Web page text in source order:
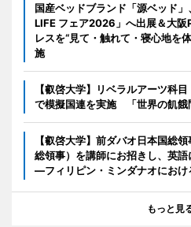
国産ベッドブランド「源ベッド
LIFE フェア2026」へ出展＆大阪
レスを“見て・触れて・寝心地を
施
【叡啓大学】リベラルアーツ科
で模擬国連を実施 「世界の飢餓
【叡啓大学】前ダバオ日本国総
総領事）を講師にお招きし、英
―フィリピン・ミンダナオにおけ
もっと見